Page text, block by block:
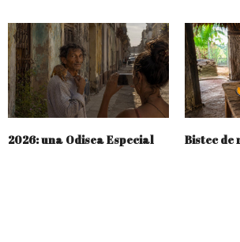
2026: una Odisea Especial Bistec de